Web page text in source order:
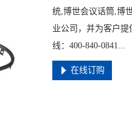
统,博世会议话筒,博
业公司，并为客户
线：400-840-0841...
在线订购